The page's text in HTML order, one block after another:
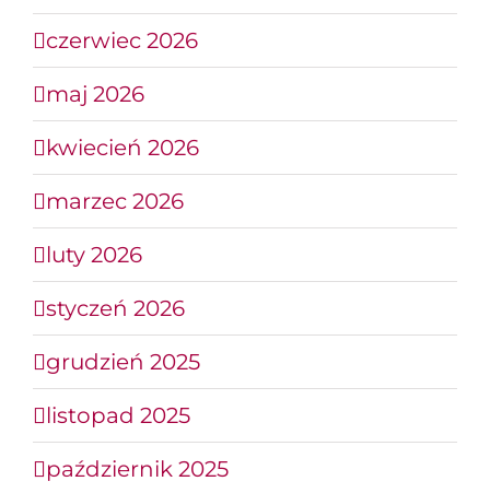
czerwiec 2026
maj 2026
kwiecień 2026
marzec 2026
luty 2026
styczeń 2026
grudzień 2025
listopad 2025
październik 2025